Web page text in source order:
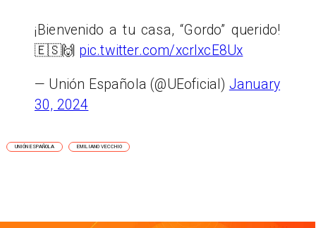
¡Bienvenido a tu casa, “Gordo” querido!
🇪🇸🙌 pic.twitter.com/xcrlxcE8Ux
— Unión Española (@UEoficial) January
30, 2024
UNIÓN ESPAÑOLA EMILIANO VECCHIO